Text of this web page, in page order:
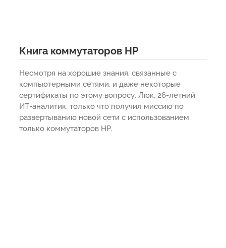
Книга коммутаторов HP
Несмотря на хорошие знания, связанные с
компьютерными сетями, и даже некоторые
сертификаты по этому вопросу, Люк, 26-летний
ИТ-аналитик, только что получил миссию по
развертыванию новой сети с использованием
только коммутаторов HP.